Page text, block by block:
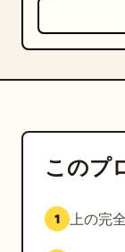
このプ
1 上の完